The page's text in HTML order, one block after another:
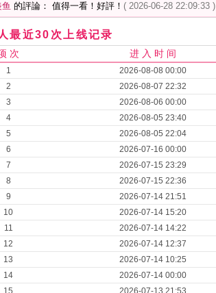
的評論： 值得一看！好評！ ( 2026-06-28 22:09:33 )
最近30次上线记录
次 进 入 时 间
1 2026-08-08 00:00
2
2026-08-07 22:32
3
2026-08-06 00:00
4
2026-08-05 23:40
5
2026-08-05 22:04
6
2026-07-16 00:00
7
2026-07-15 23:29
8
2026-07-15 22:36
9
2026-07-14 21:51
10
2026-07-14 15:20
11
2026-07-14 14:22
12
2026-07-14 12:37
13
2026-07-14 10:25
14
2026-07-14 00:00
15
2026-07-13 21:53